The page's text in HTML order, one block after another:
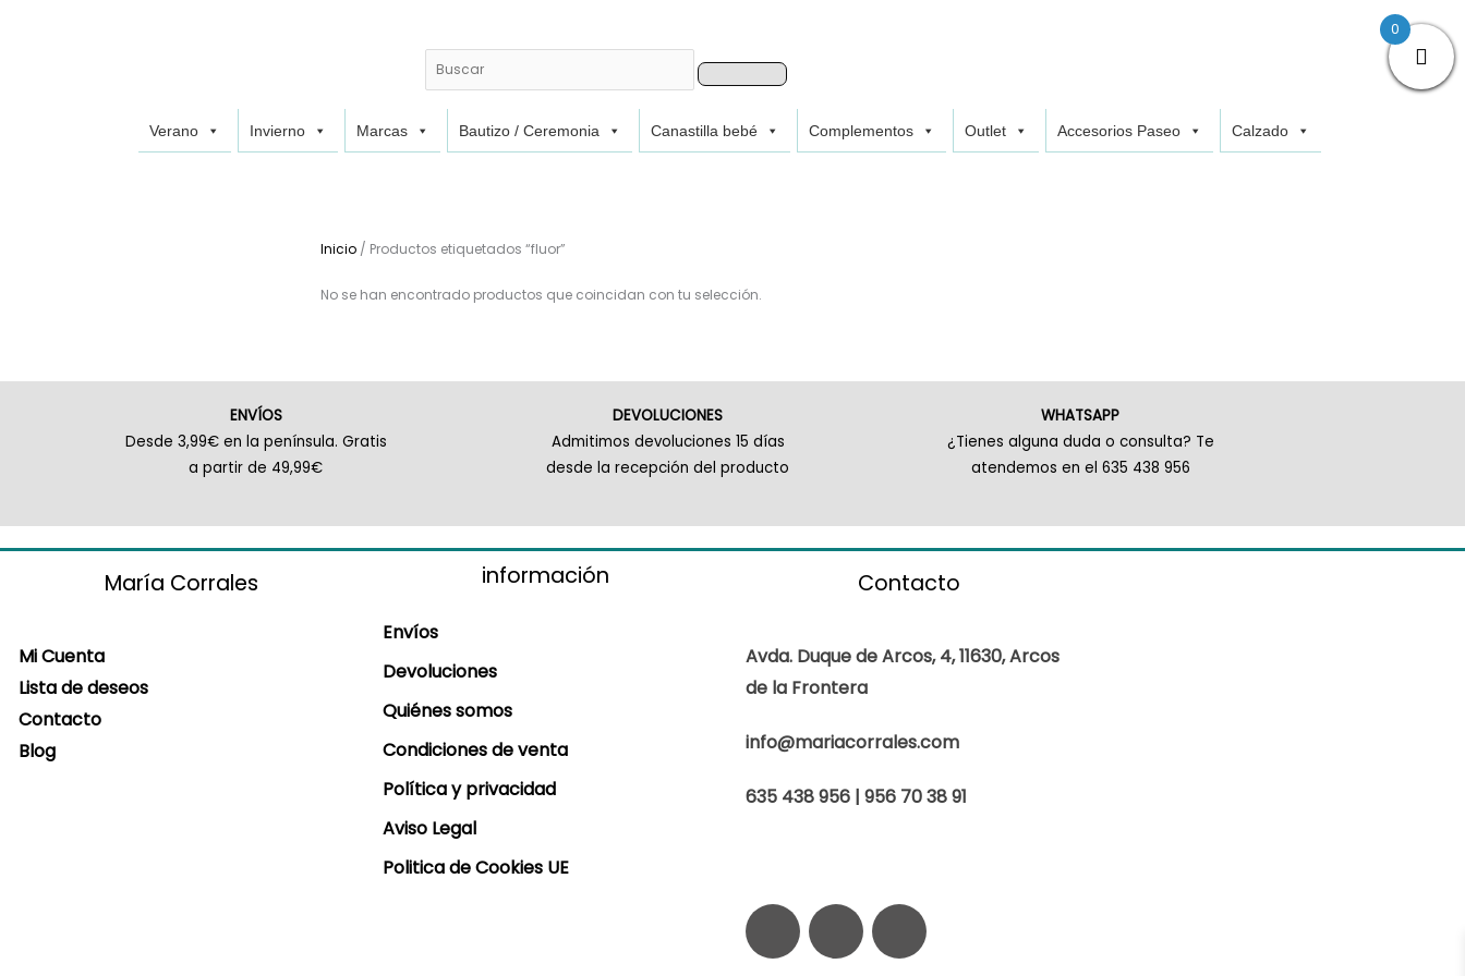
Verano Invierno Marcas Bautizo / Ceremonia Canastilla bebé Complementos Outlet Accesorios Paseo Calzado
Inicio/ Productos etiquetados “fluor”
No se han encontrado productos que coincidan con tu selección.
ENVÍOS
Desde 3,99€ en la península. Gratis
a partir de 49,99€
DEVOLUCIONES
Admitimos devoluciones 15 días
desde la recepción del producto
WHATSAPP
¿Tienes alguna duda o consulta? Te
atendemos en el 635 438 956
María Corrales
Mi Cuenta
Lista de deseos
Contacto
Blog
información
Envíos
Devoluciones
Quiénes somos
Condiciones de venta
Política y privacidad
Aviso Legal
Politica de Cookies UE
Contacto
Avda. Duque de Arcos, 4, 11630, Arcos
de la Frontera
info@mariacorrales.com
635 438 956 | 956 70 38 91
F I W
0